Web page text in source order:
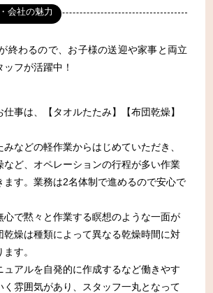
の支援金制度
テップ
ー
ついて
いて
ログラム
グラム
会社の魅力
終わるので、お子様の送迎や家事と両立
フが活躍中！
事は、【タオルたたみ】【布団乾燥】
などの軽作業からはじめていただき、
など、オペレーションの行程が多い作業
ます。業務は2名体制で進めるので安心で
心で黙々と作業する瞑想のような一面が
乾燥は種類によって異なる乾燥時間に対
す。
ュアルを自発的に作成するなど働きやす
く雰囲気があり、スタッフ一丸となって